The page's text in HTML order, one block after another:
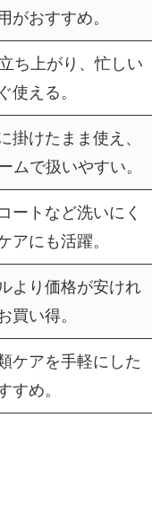
がおすすめ。
ち上がり、忙しい
使える。
掛けたまま使え、
ムで扱いやすい。
ートなど洗いにく
アにも活躍。
より価格が安けれ
買い得。
ケアを手軽にした
すめ。